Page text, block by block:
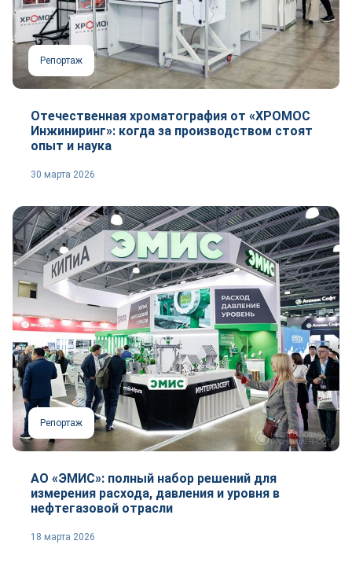
Репортаж
Отечественная хроматография от «ХРОМОС
Инжиниринг»: когда за производством стоят
опыт и наука
30 марта 2026
Репортаж
АО «ЭМИС»: полный набор решений для
измерения расхода, давления и уровня в
нефтегазовой отрасли
18 марта 2026